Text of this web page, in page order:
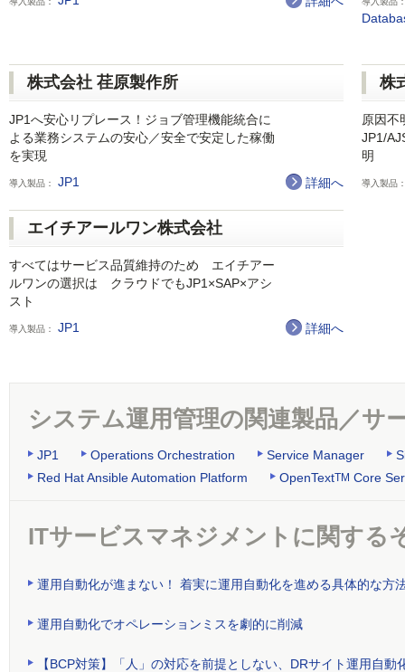
株式会社 荏原製作所
JP1へ安心リプレース！ジョブ管理機能統合に
よる業務システムの安心／安全で安定した稼働
を実現
導入製品： JP1 詳細へ
株
原因不
JP1/
明
導入製品
エイチアールワン株式会社
すべてはサービス品質維持のため エイチアー
ルワンの選択は クラウドでもJP1×SAP×アシ
スト
導入製品： JP1 詳細へ
システム運用管理の関連製品／サ
JP1 Operations Orchestration Service Manager
Red Hat Ansible Automation Platform
OpenTextTM Core
ITサービスマネジメントに関する
運用自動化が進まない！ 着実に運用自動化を進める具体的な方
運用自動化でオペレーションミスを劇的に削減
【BCP対策】「人」の対応を前提としない、DRサイト運用自動